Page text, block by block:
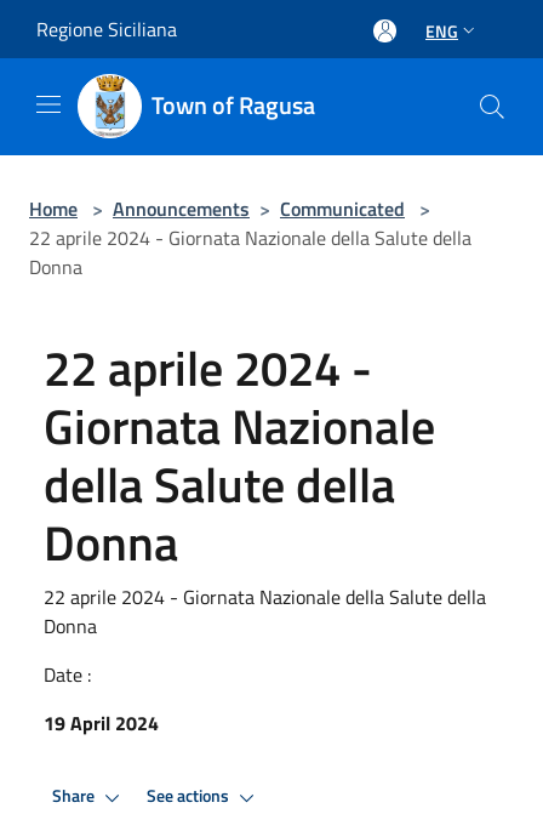
Regione Siciliana ENG
Town of Ragusa
Home > Announcements > Communicated >
22 aprile 2024 - Giornata Nazionale della Salute della
Donna
22 aprile 2024 -
Giornata Nazionale
della Salute della
Donna
22 aprile 2024 - Giornata Nazionale della Salute della
Donna
Date :
19 April 2024
Share See actions